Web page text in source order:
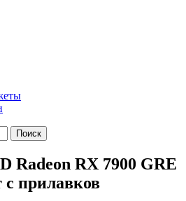
Radeon RX 7900 GRE
с прилавков